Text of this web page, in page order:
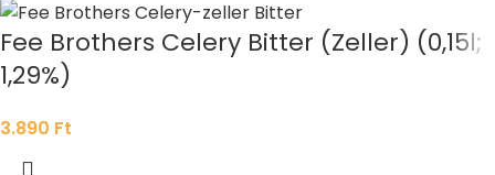
Fee Brothers Celery Bitter (Zeller) (0,15l;
1,29%)
3.890 Ft